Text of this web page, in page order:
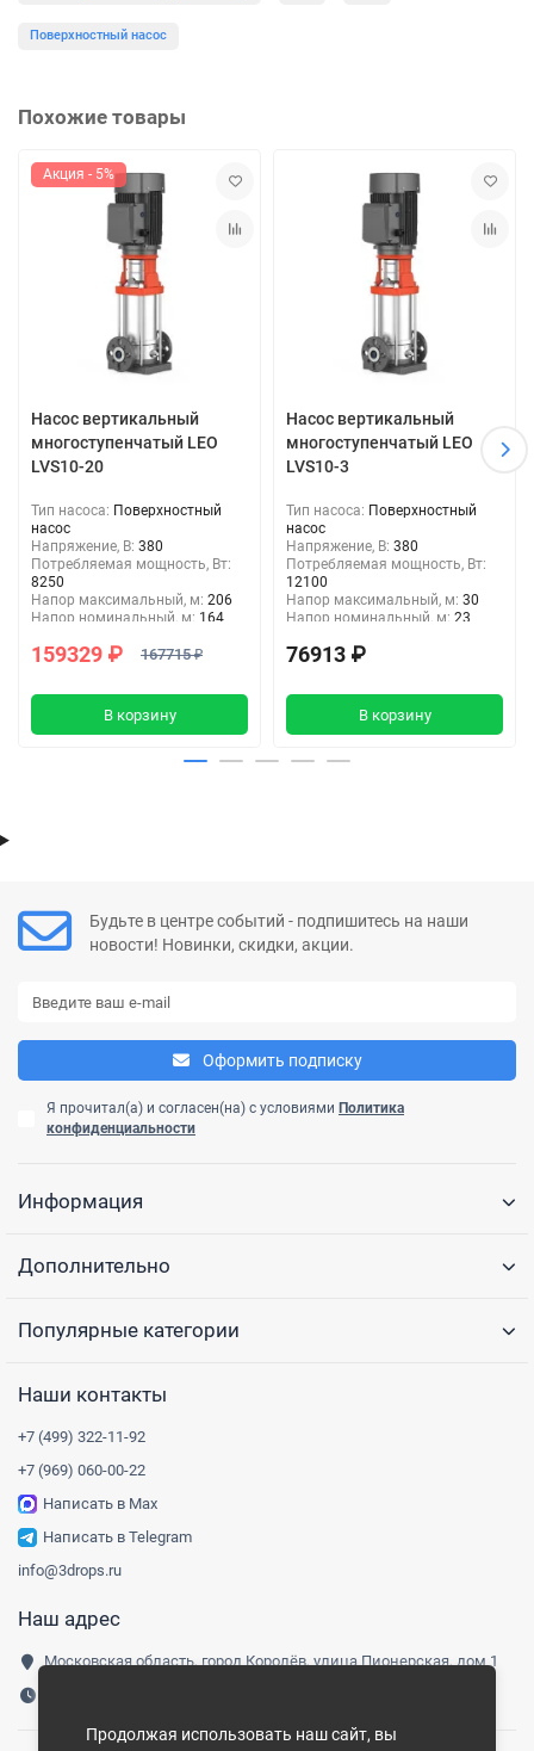
Поверхностный насос
Похожие товары
Акция - 5%
Насос вертикальный
многоступенчатый LEO
LVS10-20
Тип насоса: Поверхностный
насос
Напряжение, В: 380
Потребляемая мощность, Вт:
8250
Напор максимальный, м: 206
Напор номинальный, м: 164
Фланец, DN:40
159329 ₽ 167715 ₽
В корзину
Насос вертикальный
многоступенчатый LEO
LVS10-3
Тип насоса: Поверхностный
насос
Напряжение, В: 380
Потребляемая мощность, Вт:
12100
Напор максимальный, м: 30
Напор номинальный, м: 23
Фланец, DN:
76913 ₽
В корзину
Будьте в центре событий - подпишитесь на наши
новости! Новинки, скидки, акции.
Оформить подписку
Я прочитал(а) и согласен(на) с условиями Политика
конфиденциальности
Информация
Дополнительно
Популярные категории
Наши контакты
+7 (499) 322-11-92
+7 (969) 060-00-22
Написать в Max
Написать в Telegram
info@3drops.ru
Наш адрес
Московская область, город Королёв, улица Пионерская, дом 1
Продолжая использовать наш сайт, вы